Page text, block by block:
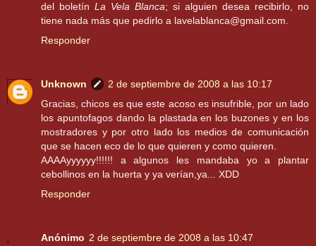
del boletín La Vela Blanca; si alguien desea recibirlo, no
tiene nada más que pedirlo a lavelablanca@gmail.com.
Responder
Unknown
2 de septiembre de 2008 a las 10:17
Gracias, chicos es que este acoso es insufrible, por un lado
los apuntofagos dando la plastada en los buzones y en los
mostradores y por otro lado los medios de comunicación
que se hacen eco de lo que quieren y como quieren.
AAAAyyyyyy!!!!!! a algunos les mandaba yo a plantar
cebollinos en la huerta y ya verían,ya... XDD
Responder
Anónimo 2 de septiembre de 2008 a las 10:47